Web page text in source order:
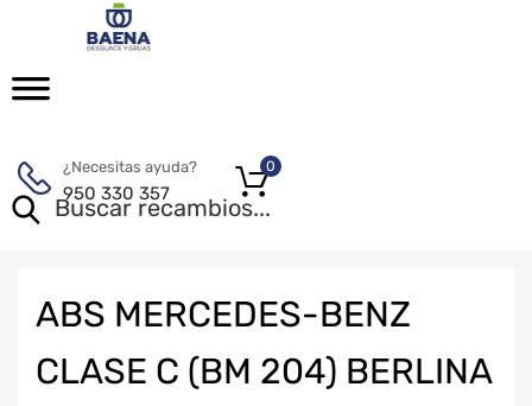
¿Necesitas ayuda?
950 330 357
0
ABS MERCEDES-BENZ
CLASE C (BM 204) BERLINA